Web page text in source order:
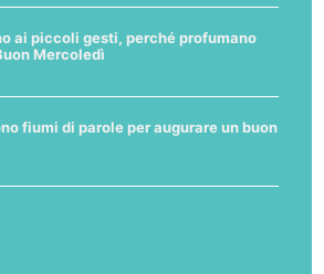
ai piccoli gesti, perché profumano
Mercoledì
fiumi di parole per augurare un buon